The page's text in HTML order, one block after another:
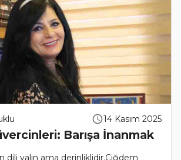
14 Kasım 2025
Barışa İnanmak
dili yalın ama derinliklidir.Çiğdem